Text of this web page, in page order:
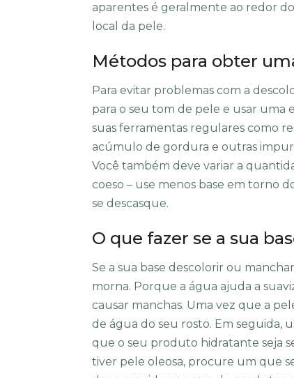
aparentes é geralmente ao redor
local da pele.
Métodos para obter
Para evitar problemas com a
para o seu tom de pele e usar uma
suas ferramentas regulares como
acúmulo de gordura e outras
Você também deve variar a
coeso – use menos base em torno
se descasque.
O que fazer se a sua
Se a sua base descolorir ou
morna. Porque a água ajuda a
causar manchas. Uma vez que a
de água do seu rosto. Em seguida,
que o seu produto hidratante seja
tiver pele oleosa, procure um que